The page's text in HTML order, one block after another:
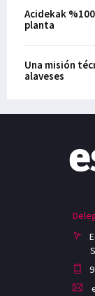
Acidekak
planta
Una misión
alaveses